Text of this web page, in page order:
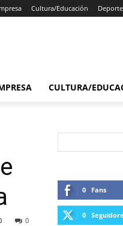
Cultura/Educación
CULTURA/
0
0 Fans
0